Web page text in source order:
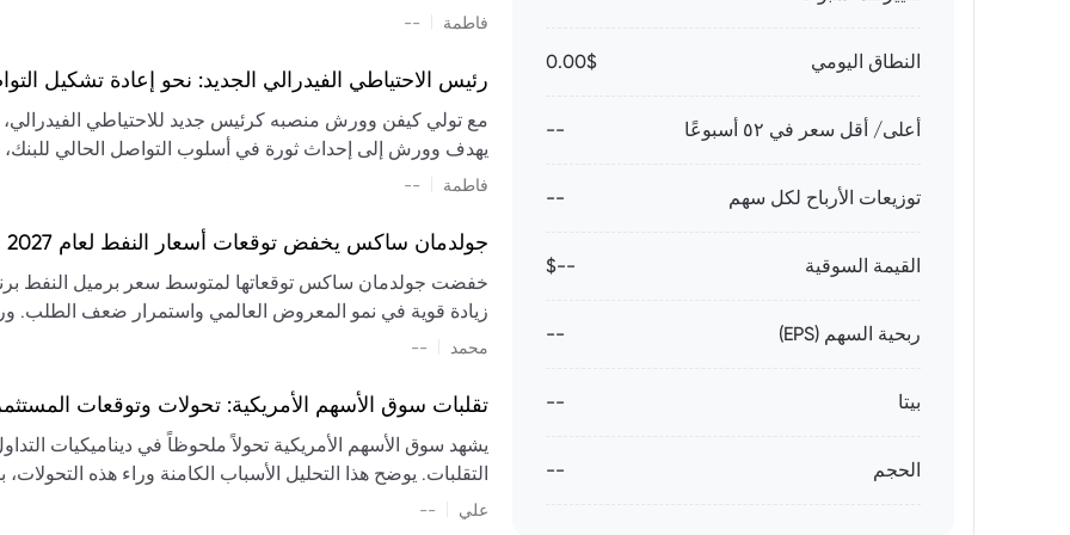
النطاق اليومي 0.00$
أعلى/ أقل سعر في ٥٢ أسبوعًا --
توزيعات الأرباح لكل سهم --
القيمة السوقية --$
ربحية السهم (EPS) --
بيتا --
الحجم --
تشكيل تقييم الصناعة، مع توقعات بارتفاع مستمر في الأسعار
فاطمة --
رئيس الاحتياطي الفيدرالي الجديد: نحو إعادة تشكيل
مع تولي كيفن وورش منصبه كرئيس جديد للاحتياطي الفيدرالي،
يهدف وورش إلى إحداث ثورة في أسلوب التواصل الحالي للبنك،
السياسة ويمنح البنك المركزي دوراً مبالغاً فيه. يسعى إلى
فاطمة --
جولدمان ساكس يخفض توقعات أسعار النفط لعام 2027 وسط تغيرات في العرض والطلب
زيادة قوية في نمو المعروض العالمي واستمرار ضعف الطلب.
العالمية في الربع الثاني
سابقًا. من المتوقع عودة صادرات دول الخليج إلى طبيعتها
عدم اليقين الجيوسياسي يمكن أن يؤدي إلى تقلبات سعرية
استمرار الاضطرابات، وسيناريوهات لانخفاض الأسعار في
إضافي.
محمد --
تقلبات سوق الأسهم الأمريكية: تحولات وتوقعات
يشهد سوق الأسهم الأمريكية تحولاً ملحوظاً في ديناميكيات
التقلبات. يوضح هذا التحليل الأسباب الكامنة وراء هذه
علي --